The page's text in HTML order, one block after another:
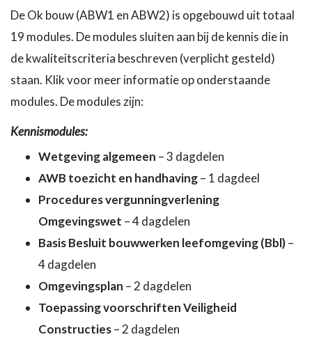
De Ok bouw (ABW1 en ABW2) is opgebouwd uit totaal
19 modules. De modules sluiten aan bij de kennis die in
de kwaliteitscriteria beschreven (verplicht gesteld)
staan. Klik voor meer informatie op onderstaande
modules. De modules zijn:
Kennismodules:
Wetgeving algemeen – 3 dagdelen
AWB toezicht en handhaving– 1 dagdeel
Procedures vergunningverlening
Omgevingswet – 4 dagdelen
Basis Besluit bouwwerken leefomgeving (Bbl)–
4 dagdelen
Omgevingsplan – 2 dagdelen
Toepassing voorschriften Veiligheid
Constructies– 2 dagdelen